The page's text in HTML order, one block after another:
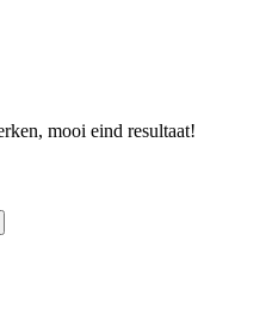
mooi eind resultaat!